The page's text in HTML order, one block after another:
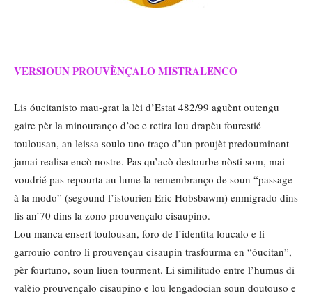
VERSIOUN PROUVÈNÇALO MISTRALENCO
Lis óucitanisto mau-grat la lèi d’Estat 482/99 aguènt outengu
gaire pèr la minouranço d’oc e retira lou drapèu fourestié
toulousan, an leissa soulo uno traço d’un proujèt predouminant
jamai realisa encò nostre. Pas qu’acò destourbe nòsti som, mai
voudrié pas repourta au lume la remembranço de soun “passage
à la modo” (segound l’istourien Eric Hobsbawm) enmigrado dins
lis an’70 dins la zono prouvençalo cisaupino.
Lou manca ensert toulousan, foro de l’identita loucalo e li
garrouio contro li prouvençau cisaupin trasfourma en “óucitan”,
pèr fourtuno, soun liuen tourment. Li similitudo entre l’humus di
valèio prouvençalo cisaupino e lou lengadocian soun doutouso e